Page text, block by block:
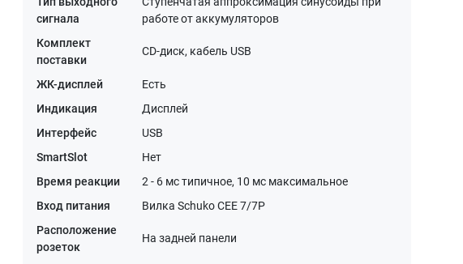
сигнала
работе от аккумуляторов
Комплект
поставки
CD-диск, кабель USB
ЖК-дисплей
Есть
Индикация
Дисплей
Интерфейс
USB
SmartSlot
Нет
Время реакции
2 - 6 мс типичное, 10 мс максимальное
Вход питания
Вилка Schuko CEE 7/7P
Расположение
розеток
На задней панели